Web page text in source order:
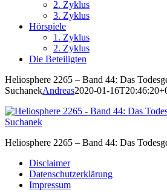
2. Zyklus
3. Zyklus
Hörspiele
1. Zyklus
2. Zyklus
Die Beteiligten
Heliosphere 2265 – Band 44: Das
SuchanekAndreas2020-01-
Heliosphere 2265 – Band 44: Das
Disclaimer
Datenschutzerklärung
Impressum